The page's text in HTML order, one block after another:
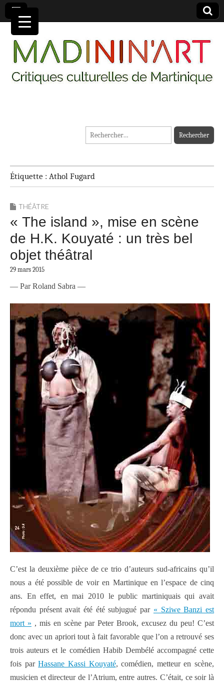
MADININ'ART
Rechercher :
Étiquette : Athol Fugard
THÉÂTRE
« The island », mise en scène
de H.K. Kouyaté : un très bel
objet théâtral
29 mars 2015
— Par Roland Sabra —
C’est la deuxième pièce de ce trio d’auteurs sud-africains qu’il
nous a été possible de voir en Martinique en l’espace de cinq
ans. En effet, en mai 2010 le public martiniquais qui avait
répondu présent avait été été subjugué par « Sziwe Banzi est
mort » , mis en scène par Peter Brook, excusez du peu! C’est
donc avec un apriori tout à fait favorable que l’on a retrouvé ses
trois auteurs et le comédien Habib Dembélé accompagné cette
fois parHassane Kassi Kouyaté, comédien, metteur en scène,
musicien et directeur de l’Atrium, entre autres. C’était, ce soir là